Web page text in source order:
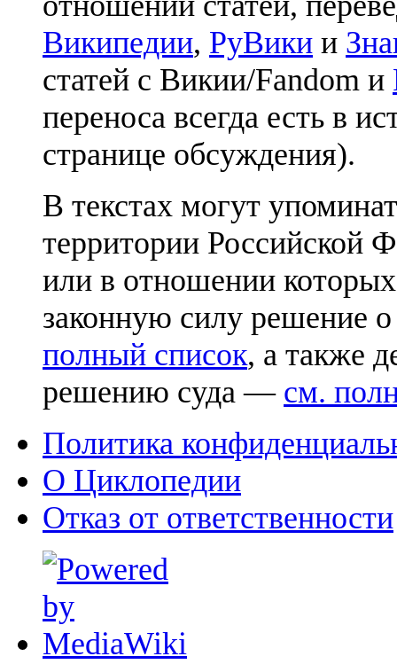
Википедии, РуВики и
статей с Викии/Fandom и
переноса всегда есть в
странице обсуждения).
В текстах могут
территории Российской
или в отношении
законную силу решение
полный список, а также
решению суда — см.
Политика
О Циклопедии
Отказ от ответственности